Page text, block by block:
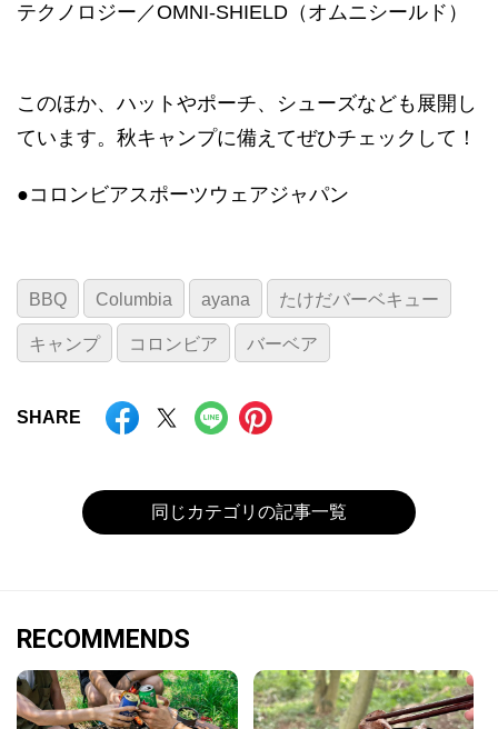
テクノロジー／OMNI-SHIELD（オムニシールド）
このほか、ハットやポーチ、シューズなども展開し
ています。秋キャンプに備えてぜひチェックして！
●コロンビアスポーツウェアジャパン
BBQ Columbia ayana たけだバーベキュー
キャンプ コロンビア バーベア
SHARE
同じカテゴリの記事一覧
RECOMMENDS